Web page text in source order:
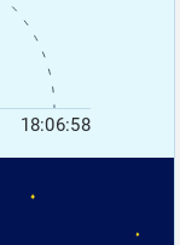
18:06:58